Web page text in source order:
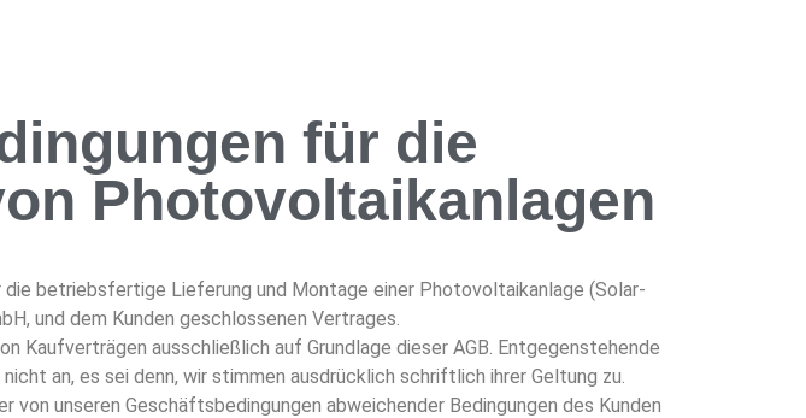
für die
Photovoltaikanlagen
betriebsfertige Lieferung und Montage einer Photovoltaikanlage (Solar-
und dem Kunden geschlossenen Vertrages.
Kaufverträgen ausschließlich auf Grundlage dieser AGB. Entgegenstehende
an, es sei denn, wir stimmen ausdrücklich schriftlich ihrer Geltung zu.
unseren Geschäftsbedingungen abweichender Bedingungen des Kunden